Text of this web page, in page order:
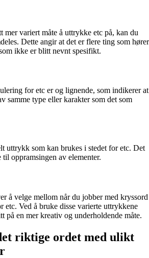
mer variert måte å uttrykke etc på, kan du
Dette angir at det er flere ting som hører
ikke er blitt nevnt spesifikt.
for etc er og lignende, som indikerer at
samme type eller karakter som det som
uttrykk som kan brukes i stedet for etc. Det
oppramsingen av elementer.
å velge mellom når du jobber med kryssord
etc. Ved å bruke disse varierte uttrykkene
på en mer kreativ og underholdende måte.
riktige ordet med ulikt